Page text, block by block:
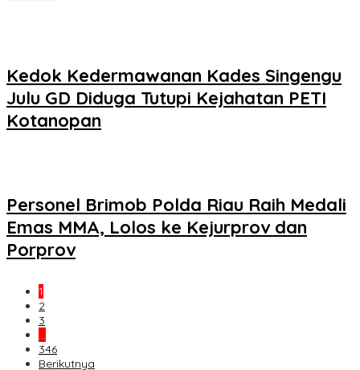
Kedok Kedermawanan Kades Singengu
Julu GD Diduga Tutupi Kejahatan PETI
Kotanopan
Personel Brimob Polda Riau Raih Medali
Emas MMA, Lolos ke Kejurprov dan
Porprov
1
2
3
…
346
Berikutnya